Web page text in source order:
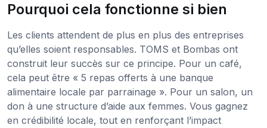
Pourquoi cela fonctionne si bien
Les clients attendent de plus en plus des entreprises
qu’elles soient responsables. TOMS et Bombas ont
construit leur succès sur ce principe. Pour un café,
cela peut être « 5 repas offerts à une banque
alimentaire locale par parrainage ». Pour un salon, un
don à une structure d’aide aux femmes. Vous gagnez
en crédibilité locale, tout en renforçant l’impact